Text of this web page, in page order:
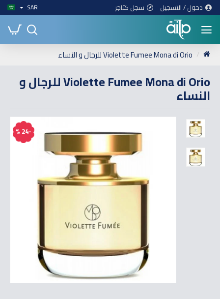
دخول / التسجيل سجل كتاجر SAR
Violette Fumee Mona di Orio للرجال و النساء
Violette Fumee Mona di Orio للرجال و
النساء
-24 %